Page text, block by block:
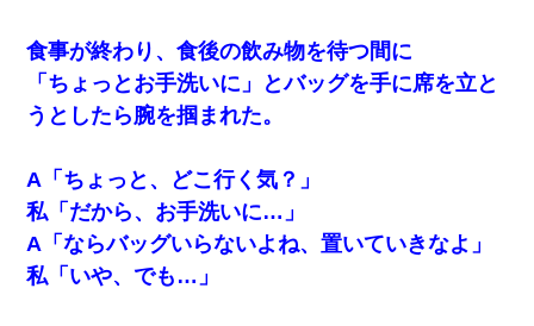
食事が終わり、食後の飲み物を待つ間に
「ちょっとお手洗いに」とバッグを手に席を立と
うとしたら腕を掴まれた。
A「ちょっと、どこ行く気？」
私「だから、お手洗いに…」
A「ならバッグいらないよね、置いていきなよ」
私「いや、でも…」